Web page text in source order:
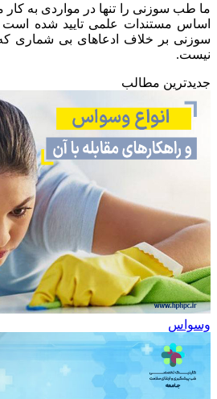
ما طب سوزنی را تنها در مواردی به کار
اساس مستندات علمی تایید شده
سوزنی بر خلاف ادعاهای بی شماری
نیست.
جدیدترین مطالب
وسواس